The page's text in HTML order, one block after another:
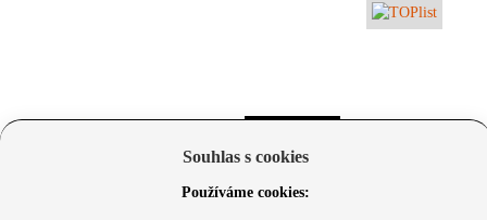
Souhlas s cookies
Používáme cookies: